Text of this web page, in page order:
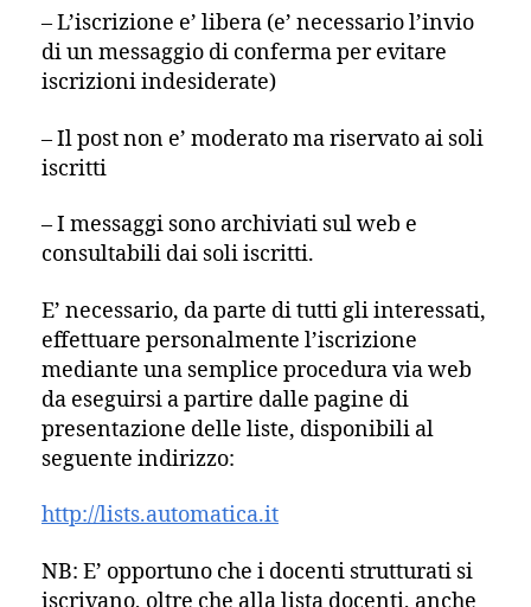
– L’iscrizione e’ libera (e’ necessario l’invio
di un messaggio di conferma per evitare
iscrizioni indesiderate)
– Il post non e’ moderato ma riservato ai soli
iscritti
– I messaggi sono archiviati sul web e
consultabili dai soli iscritti.
E’ necessario, da parte di tutti gli interessati,
effettuare personalmente l’iscrizione
mediante una semplice procedura via web
da eseguirsi a partire dalle pagine di
presentazione delle liste, disponibili al
seguente indirizzo:
http://lists.automatica.it
NB: E’ opportuno che i docenti strutturati si
iscrivano, oltre che alla lista docenti, anche